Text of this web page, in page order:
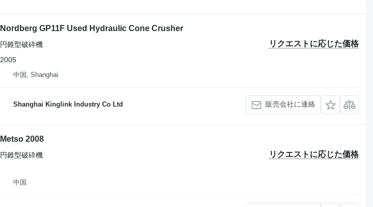
Nordberg GP11F Used Hydraulic Cone Crusher
リクエストに応じた価格
円錐型破砕機
2005
中国, Shanghai
Shanghai Kinglink Industry Co Ltd 販売会社に連絡
Metso 2008
リクエストに応じた価格
円錐型破砕機
中国